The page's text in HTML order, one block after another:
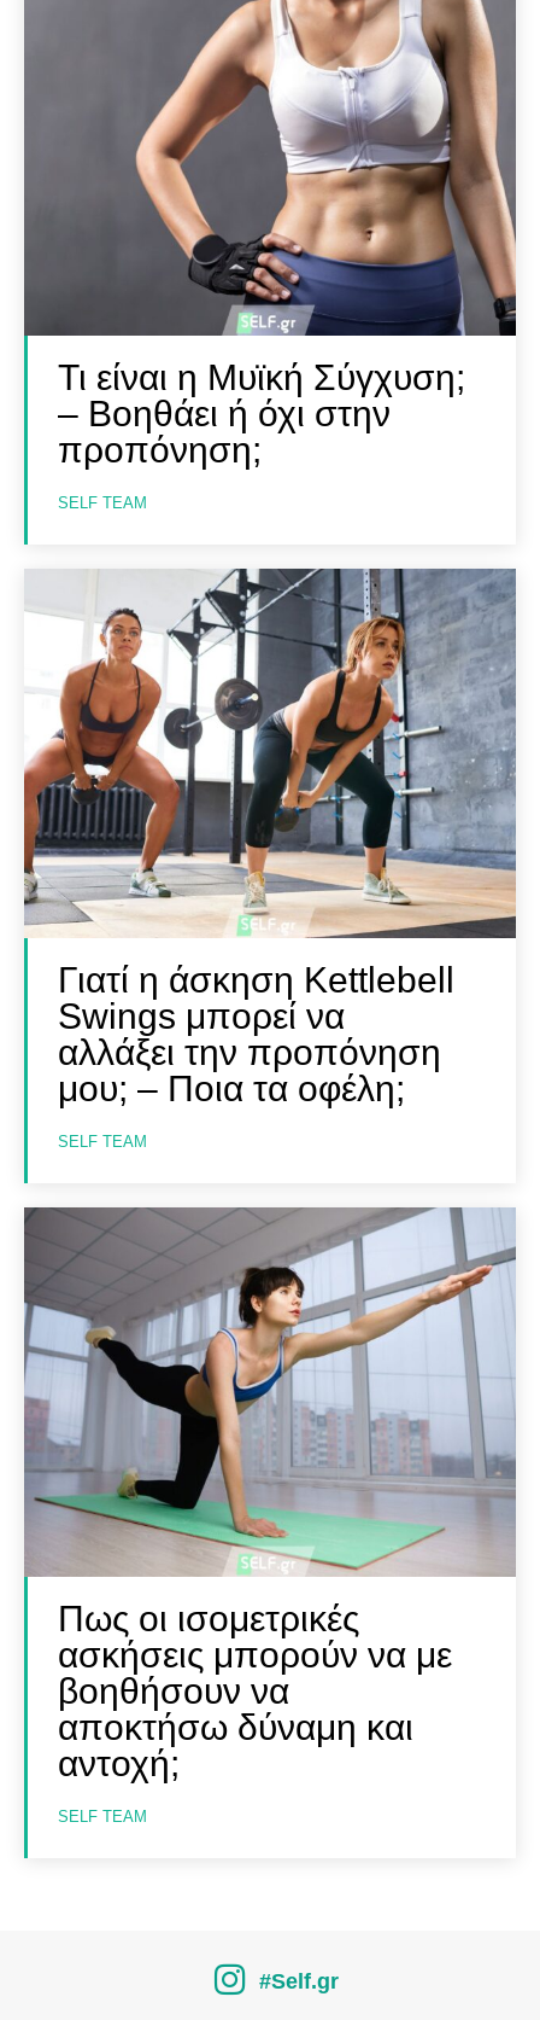
Βρες Γυμναστή, Διαιτολόγο,
Γιατρό & Φυσικοθεραπευτή
Αναζήτηση
Βρες Γυμναστή, Διαιτολόγο,
Γιατρό & Φυσικοθεραπευτή
Αναζήτηση
Τι είναι η Μυϊκή Σύγχυση;
– Βοηθάει ή όχι στην
προπόνηση;
SELF TEAM
Γιατί η άσκηση Kettlebell
Swings μπορεί να
αλλάξει την προπόνηση
μου; – Ποια τα οφέλη;
SELF TEAM
Πως οι ισομετρικές
ασκήσεις μπορούν να με
βοηθήσουν να
αποκτήσω δύναμη και
αντοχή;
SELF TEAM
#Self.gr